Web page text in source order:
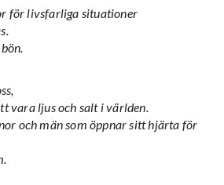
för livsfarliga situationer
vara ljus och salt i världen.
och män som öppnar sitt hjärta för